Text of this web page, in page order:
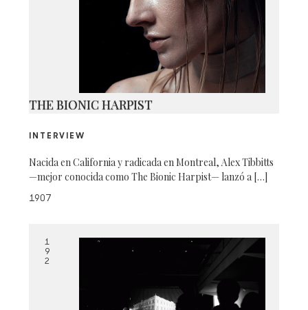
THE BIONIC HARPIST
INTERVIEW
Nacida en California y radicada en Montreal, Alex Tibbitts
—mejor conocida como The Bionic Harpist— lanzó a […]
1907
1
9
2